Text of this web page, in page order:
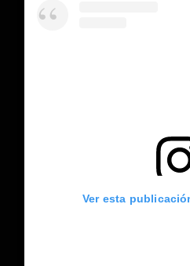
Ver esta